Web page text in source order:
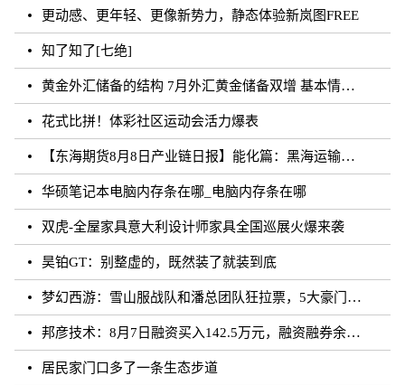
更动感、更年轻、更像新势力，静态体验新岚图FREE
知了知了[七绝]
黄金外汇储备的结构 7月外汇黄金储备双增 基本情况讲解
花式比拼！体彩社区运动会活力爆表
【东海期货8月8日产业链日报】能化篇：黑海运输风险未发酵，油价下跌
华硕笔记本电脑内存条在哪_电脑内存条在哪
双虎-全屋家具意大利设计师家具全国巡展火爆来袭
昊铂GT：别整虚的，既然装了就装到底
梦幻西游：雪山服战队和潘总团队狂拉票，5大豪门带花果山打服战
邦彦技术：8月7日融资买入142.5万元，融资融券余额5198.17万元
居民家门口多了一条生态步道